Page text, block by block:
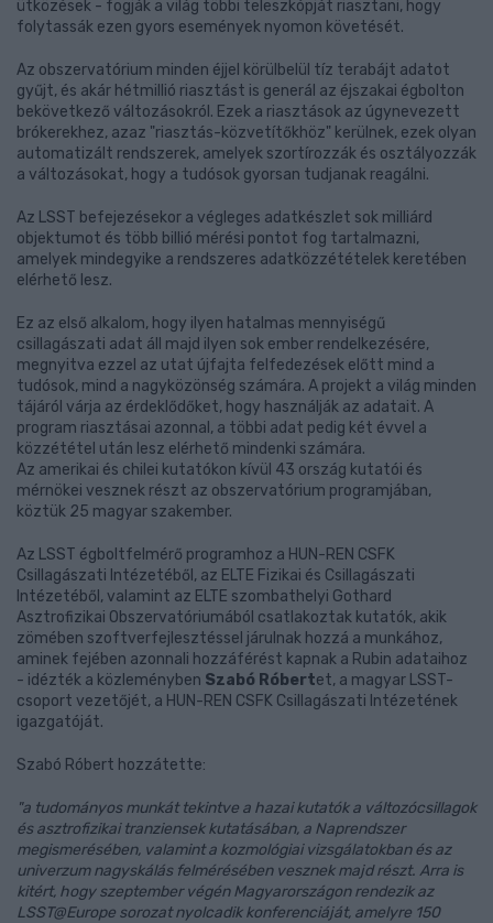
ütközések - fogják a világ többi teleszkópját riasztani, hogy
folytassák ezen gyors események nyomon követését.
Az obszervatórium minden éjjel körülbelül tíz terabájt adatot
gyűjt, és akár hétmillió riasztást is generál az éjszakai égbolton
bekövetkező változásokról. Ezek a riasztások az úgynevezett
brókerekhez, azaz "riasztás-közvetítőkhöz" kerülnek, ezek olyan
automatizált rendszerek, amelyek szortírozzák és osztályozzák
a változásokat, hogy a tudósok gyorsan tudjanak reagálni.
Az LSST befejezésekor a végleges adatkészlet sok milliárd
objektumot és több billió mérési pontot fog tartalmazni,
amelyek mindegyike a rendszeres adatközzétételek keretében
elérhető lesz.
Ez az első alkalom, hogy ilyen hatalmas mennyiségű
csillagászati adat áll majd ilyen sok ember rendelkezésére,
megnyitva ezzel az utat újfajta felfedezések előtt mind a
tudósok, mind a nagyközönség számára. A projekt a világ minden
tájáról várja az érdeklődőket, hogy használják az adatait. A
program riasztásai azonnal, a többi adat pedig két évvel a
közzététel után lesz elérhető mindenki számára.
Az amerikai és chilei kutatókon kívül 43 ország kutatói és
mérnökei vesznek részt az obszervatórium programjában,
köztük 25 magyar szakember.
Az LSST égboltfelmérő programhoz a HUN-REN CSFK
Csillagászati Intézetéből, az ELTE Fizikai és Csillagászati
Intézetéből, valamint az ELTE szombathelyi Gothard
Asztrofizikai Obszervatóriumából csatlakoztak kutatók, akik
zömében szoftverfejlesztéssel járulnak hozzá a munkához,
aminek fejében azonnali hozzáférést kapnak a Rubin adataihoz
- idézték a közleményben Szabó Róbertet, a magyar LSST-
csoport vezetőjét, a HUN-REN CSFK Csillagászati Intézetének
igazgatóját.
Szabó Róbert hozzátette:
"a tudományos munkát tekintve a hazai kutatók a változócsillagok
és asztrofizikai tranziensek kutatásában, a Naprendszer
megismerésében, valamint a kozmológiai vizsgálatokban és az
univerzum nagyskálás felmérésében vesznek majd részt. Arra is
kitért, hogy szeptember végén Magyarországon rendezik az
LSST@Europe sorozat nyolcadik konferenciáját, amelyre 150